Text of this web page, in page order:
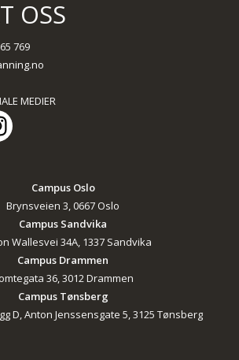
OSS
769
MEDIER
Campus Oslo
Brynsveien 3, 0667 Oslo
Campus Sandvika
Wallesvei 34A, 1337 Sandvika
Campus Drammen
36, 3012 Drammen
Campus Tønsberg
D, Anton Jenssensgate 5, 3125 Tønsberg